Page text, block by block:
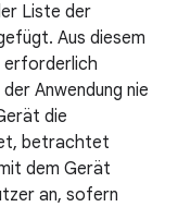
Liste der
Aus diesem
erforderlich
Anwendung nie
die
betrachtet
dem Gerät
an, sofern